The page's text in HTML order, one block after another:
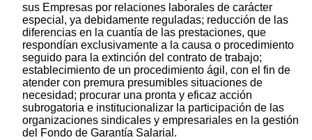
sus Empresas por relaciones laborales de carácter
especial, ya debidamente reguladas; reducción de las
diferencias en la cuantía de las prestaciones, que
respondían exclusivamente a la causa o procedimiento
seguido para la extinción del contrato de trabajo;
establecimiento de un procedimiento ágil, con el fin de
atender con premura presumibles situaciones de
necesidad; procurar una pronta y eficaz acción
subrogatoria e institucionalizar la participación de las
organizaciones sindicales y empresariales en la gestión
del Fondo de Garantía Salarial.